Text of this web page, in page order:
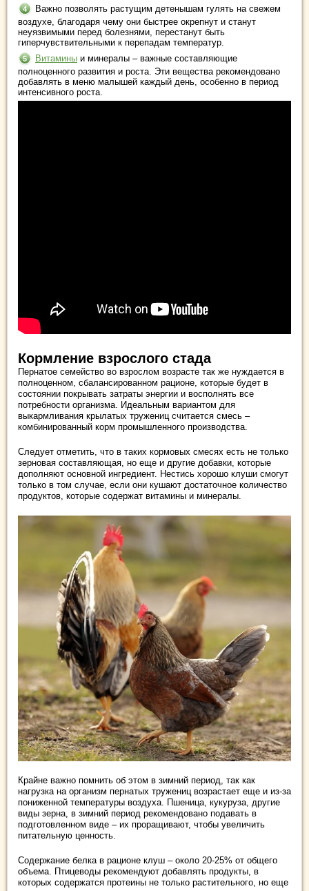
Важно позволять растущим детенышам гулять на свежем
воздухе, благодаря чему они быстрее окрепнут и станут
неуязвимыми перед болезнями, перестанут быть
гиперчувствительными к перепадам температур.
Витамины и минералы – важные составляющие
полноценного развития и роста. Эти вещества рекомендовано
добавлять в меню малышей каждый день, особенно в период
интенсивного роста.
Кормление взрослого стада
Пернатое семейство во взрослом возрасте так же нуждается в
полноценном, сбалансированном рационе, которые будет в
состоянии покрывать затраты энергии и восполнять все
потребности организма. Идеальным вариантом для
выкармливания крылатых тружениц считается смесь –
комбинированный корм промышленного производства.
Следует отметить, что в таких кормовых смесях есть не только
зерновая составляющая, но еще и другие добавки, которые
дополняют основной ингредиент. Нестись хорошо клуши смогут
только в том случае, если они кушают достаточное количество
продуктов, которые содержат витамины и минералы.
Крайне важно помнить об этом в зимний период, так как
нагрузка на организм пернатых тружениц возрастает еще и из-за
пониженной температуры воздуха. Пшеница, кукуруза, другие
виды зерна, в зимний период рекомендовано подавать в
подготовленном виде – их проращивают, чтобы увеличить
питательную ценность.
Содержание белка в рационе клуш – около 20-25% от общего
объема. Птицеводы рекомендуют добавлять продукты, в
которых содержатся протеины не только растительного, но еще